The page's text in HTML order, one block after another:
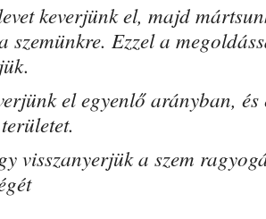
keverjünk el, majd
szemünkre. Ezzel a
el egyenlő arányban, és
visszanyerjük a szem